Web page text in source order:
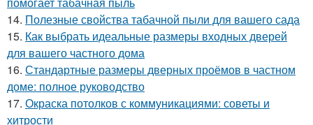
14. Полезные свойства табачной пыли для вашего сада
15. Как выбрать идеальные размеры входных дверей
для вашего частного дома
16. Стандартные размеры дверных проёмов в частном
доме: полное руководство
17. Окраска потолков с коммуникациями: советы и
хитрости